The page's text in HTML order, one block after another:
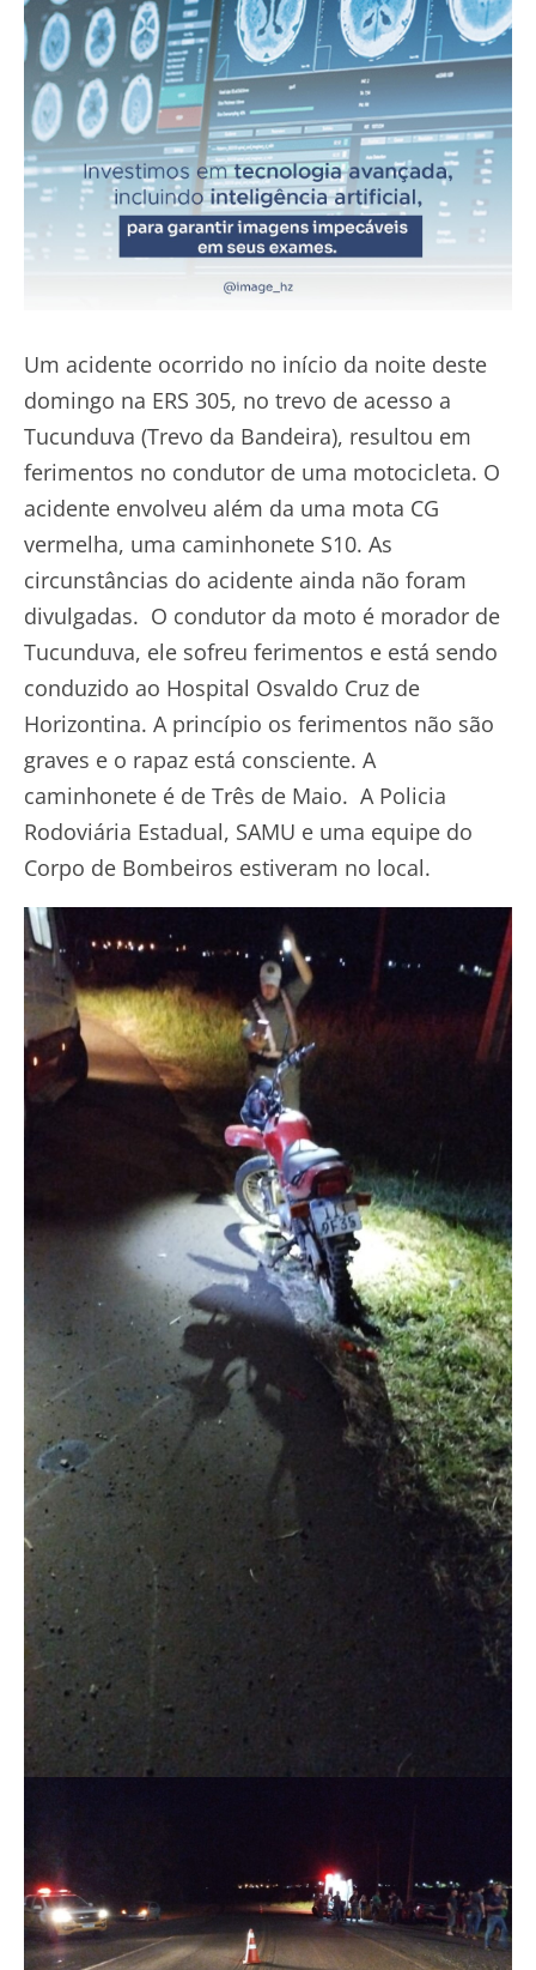
Um acidente ocorrido no início da noite deste
domingo na ERS 305, no trevo de acesso a
Tucunduva (Trevo da Bandeira), resultou em
ferimentos no condutor de uma motocicleta. O
acidente envolveu além da uma mota CG
vermelha, uma caminhonete S10. As
circunstâncias do acidente ainda não foram
divulgadas. O condutor da moto é morador de
Tucunduva, ele sofreu ferimentos e está sendo
conduzido ao Hospital Osvaldo Cruz de
Horizontina. A princípio os ferimentos não são
graves e o rapaz está consciente. A
caminhonete é de Três de Maio. A Policia
Rodoviária Estadual, SAMU e uma equipe do
Corpo de Bombeiros estiveram no local.